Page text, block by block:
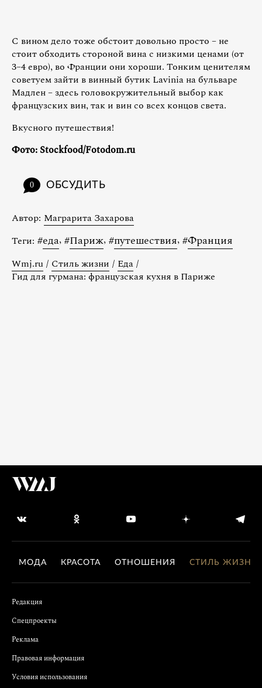
С вином дело тоже обстоит довольно просто – не
стоит обходить стороной вина с низкими ценами (от
3–4 евро), во Франции они хороши. Тонким ценителям
советуем зайти в винный бутик Lavinia на бульваре
Мадлен – здесь головокружительный выбор как
французских вин, так и вин со всех концов света.
Вкусного путешествия!
Фото: Stockfood/Fotodom.ru
0 ОБСУДИТЬ
Автор: Маграрита Захарова
Теги: #еда, #Париж, #путешествия, #Франция
Wmj.ru / Стиль жизни / Еда /
Гид для гурмана: французская кухня в Париже
МОДА КРАСОТА ОТНОШЕНИЯ СТИЛЬ ЖИЗНИ
Редакция
Спецпроекты
Реклама
Правовая информация
Условия использования